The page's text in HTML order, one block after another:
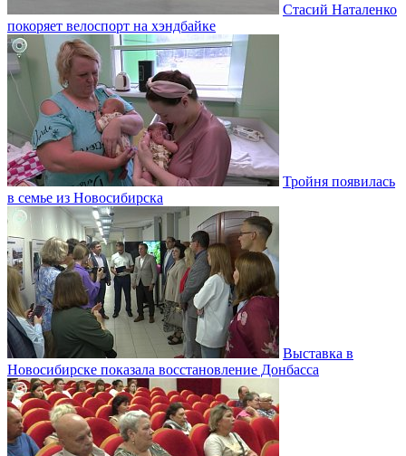
Стасий Наталенко
покоряет велоспорт на хэндбайке
Тройня появилась
в семье из Новосибирска
Выставка в
Новосибирске показала восстановление Донбасса